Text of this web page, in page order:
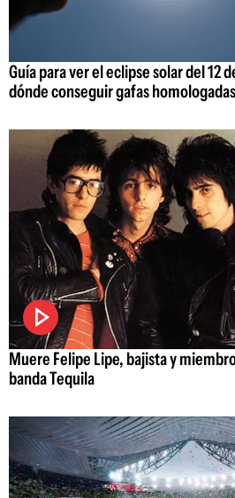
Guía para ver el eclipse solar del 12
dónde conseguir gafas
Muere Felipe Lipe, bajista y
banda Tequila